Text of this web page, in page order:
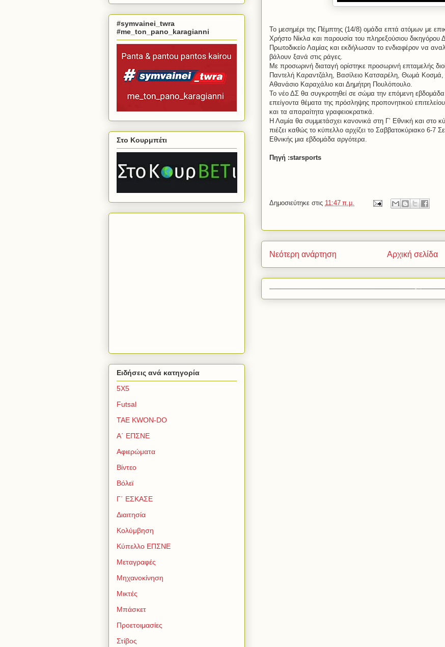
Το μεσημέρι της Πέμπτης (14/8) ομάδα επτά ατόμων με
Χρήστο Νίκλα και παρουσία του πληρεξούσιου
Πρωτοδικείο Λαμίας και εκδήλωσαν το ενδιαφέρον να
βάλουν ξανά στις ράγες.
Με προσωρινή διαταγή ορίστηκε προσωρινή επταμελής
Παντελή Καραντζάλη, Βασίλειο Κατσαρέλη, Θωμά
Αθανάσιο Καραχάλιο και Δημήτρη Πουλόπουλο.
Το νέο ΔΣ θα συγκροτηθεί σε σώμα την επόμενη εβδομάδα
επείγοντα θέματα της πρόσληψης προπονητικού
και τα απαραίτητα γραφειοκρατικά.
Η Λαμία θα συμμετάσχει κανονικά στη Γ’ Εθνική και στο
πιέζει καθώς το κύπελλο αρχίζει το Σαββατοκύριακο 6-7
Εθνικής μια εβδομάδα αργότερα.
Πηγή :starsports
Δημοσιεύτηκε στις 11:47 π.μ.
Νεότερη ανάρτηση Αρχική σελίδα
#symvainei_twra
#me_ton_pano_karagianni
Στο Κουρμπέτι
Ειδήσεις ανά κατηγορία
5Χ5
Futsal
TAE KWON-DO
Α΄ ΕΠΣΝΕ
Αφιερώματα
Βίντεο
Βόλεϊ
Γ΄ ΕΣΚΑΣΕ
Διαιτησία
Κολύμβηση
Κύπελλο ΕΠΣΝΕ
Μεταγραφές
Μηχανοκίνηση
Μικτές
Μπάσκετ
Προετοιμασίες
Στίβος